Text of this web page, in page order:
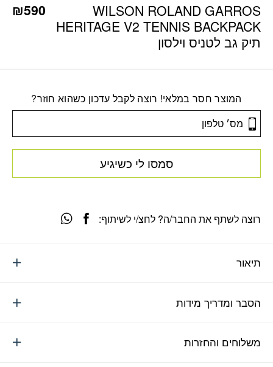
WILSON ROLAND GARROS
HERITAGE V2 TENNIS BACKPACK
תיק גב לטניס וילסון
₪590
המוצר חסר במלאי! רוצה לקבל עדכון כשהוא חוזר?
סמסו לי כשיגיע
תיאור
הסבר ומדריך מידות
משלוחים והחזרות
רוצה לשתף את החבר/ה? לחצ/י לשיתוף: